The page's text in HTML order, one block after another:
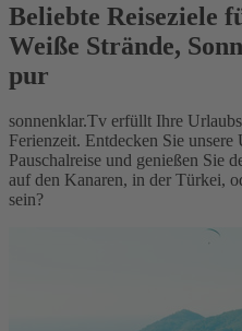
Beliebte Reiseziele
Weiße Strände,
pur
sonnenklar.Tv erfüllt Ihre
Ferienzeit. Entdecken Sie
Pauschalreise und genießen Sie
auf den Kanaren, in der Türkei,
sein?